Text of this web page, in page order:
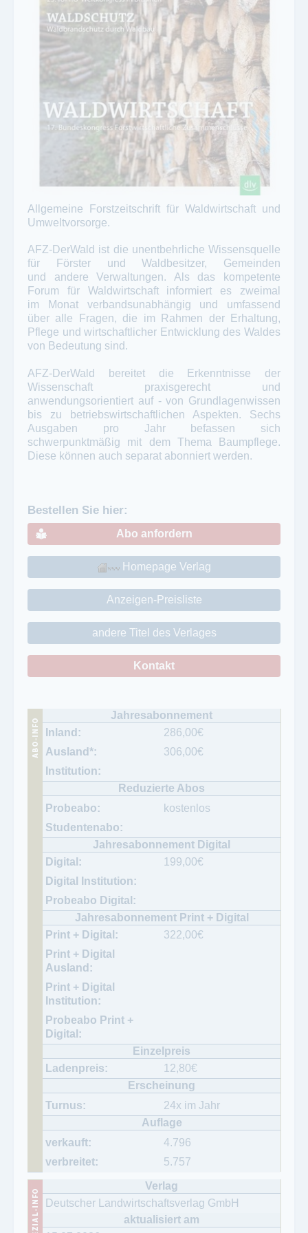
Allgemeine Forstzeitschrift für Waldwirtschaft und
Umweltvorsorge.
AFZ-DerWald ist die unentbehrliche Wissensquelle
für Förster und Waldbesitzer, Gemeinden
und andere Verwaltungen. Als das kompetente
Forum für Waldwirtschaft informiert es zweimal
im Monat verbandsunabhängig und umfassend
über alle Fragen, die im Rahmen der Erhaltung,
Pflege und wirtschaftlicher Entwicklung des Waldes
von Bedeutung sind.
AFZ-DerWald bereitet die Erkenntnisse der
Wissenschaft praxisgerecht und
anwendungsorientiert auf - von Grundlagenwissen
bis zu betriebswirtschaftlichen Aspekten. Sechs
Ausgaben pro Jahr befassen sich
schwerpunktmäßig mit dem Thema Baumpflege.
Diese können auch separat abonniert werden.
Bestellen Sie hier:
Abo anfordern
Homepage Verlag
Anzeigen-Preisliste
andere Titel des Verlages
Kontakt
286,00€
306,00€
kostenlos
199,00€
322,00€
12,80€
24x im Jahr
4.796
5.757
Deutscher Landwirtschaftsverlag GmbH